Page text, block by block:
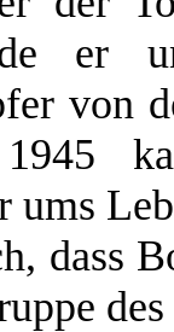
er
von
1945
ums
dass